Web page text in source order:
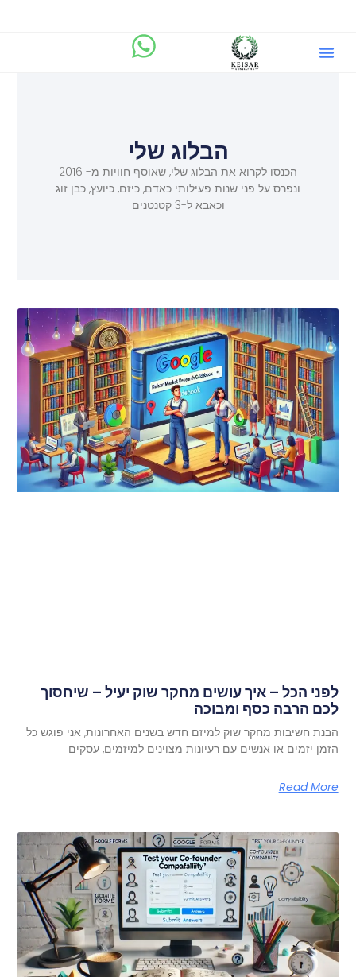
הבלוג שלי
הכנסו לקרוא את הבלוג שלי, שאוסף חוויות מ- 2016
ונפרס על פני שנות פעילותי כאדם, כיזם, כיועץ, כבן זוג
וכאבא ל-3 קטנטנים
לפני הכל – איך עושים מחקר שוק יעיל – שיחסוך
לכם הרבה כסף ומבוכה
הבנת חשיבות מחקר שוק למיזם חדש בשנים האחרונות, אני פוגש כל
הזמן יזמים או אנשים עם רעיונות מצוינים למיזמים, עסקים
Read More